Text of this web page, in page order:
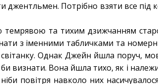
джентльмен. Потрібно взяти все під
та тихим дзижчанням
з іменними табличками та
Однак Джейн йшла поруч,
визнати. Вона йшла тихо, як і
ніби повітря навколо них